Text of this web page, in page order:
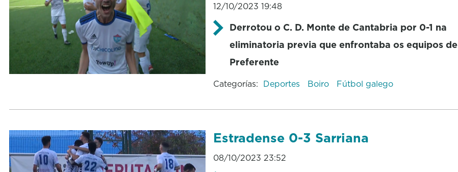
12/10/2023 19:48
Derrotou o C. D. Monte de Cantabria por 0-1 na
eliminatoria previa que enfrontaba os equipos de
Preferente
Categorías: Deportes Boiro Fútbol galego
Estradense 0-3 Sarriana
08/10/2023 23:52